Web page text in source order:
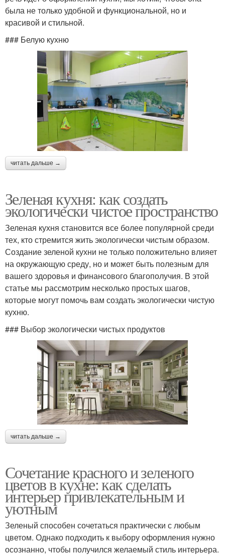
была не только удобной и функциональной, но и
красивой и стильной.
### Белую кухню
читать дальше →
Зеленая кухня: как создать
экологически чистое пространство
Зеленая кухня становится все более популярной среди
тех, кто стремится жить экологически чистым образом.
Создание зеленой кухни не только положительно влияет
на окружающую среду, но и может быть полезным для
вашего здоровья и финансового благополучия. В этой
статье мы рассмотрим несколько простых шагов,
которые могут помочь вам создать экологически чистую
кухню.
### Выбор экологически чистых продуктов
читать дальше →
Сочетание красного и зеленого
цветов в кухне: как сделать
интерьер привлекательным и
уютным
Зеленый способен сочетаться практически с любым
цветом. Однако подходить к выбору оформления нужно
осознанно, чтобы получился желаемый стиль интерьера.